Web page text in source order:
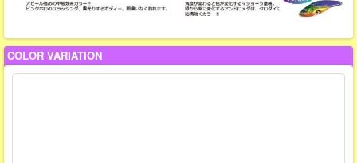
COLOR VARIATION